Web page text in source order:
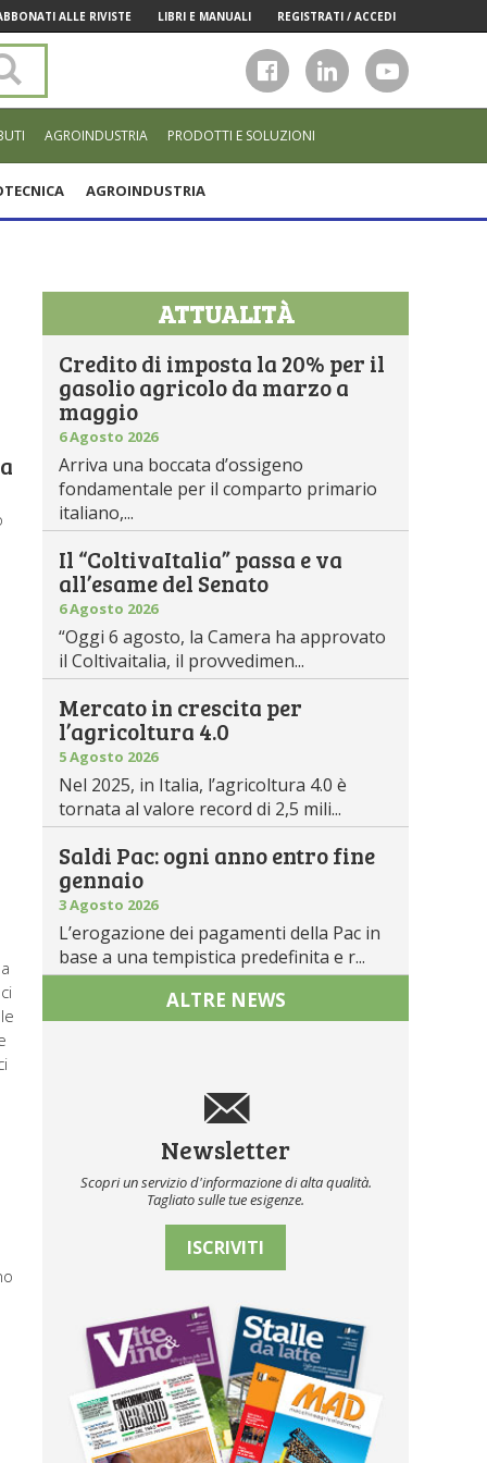
ALLE RIVISTE LIBRI E MANUALI REGISTRATI / ACCEDI
sito
AGROINDUSTRIA PRODOTTI E SOLUZIONI
AGROINDUSTRIA
ATTUALITÀ
Credito di imposta la 20% per il
gasolio agricolo da marzo a
maggio
6 Agosto 2026
Arriva una boccata d’ossigeno
fondamentale per il comparto primario
italiano,...
Il “ColtivaItalia” passa e va
all’esame del Senato
6 Agosto 2026
“Oggi 6 agosto, la Camera ha approvato
il Coltivaitalia, il provvedimen...
Mercato in crescita per
l’agricoltura 4.0
5 Agosto 2026
Nel 2025, in Italia, l’agricoltura 4.0 è
tornata al valore record di 2,5 mili...
Saldi Pac: ogni anno entro fine
gennaio
3 Agosto 2026
L’erogazione dei pagamenti della Pac in
base a una tempistica predefinita e r...
ALTRE NEWS
Newsletter
Scopri un servizio d'informazione di alta qualità.
Tagliato sulle tue esigenze.
ISCRIVITI